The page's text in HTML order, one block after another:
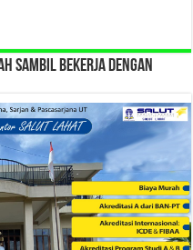
SAMBIL BEKERJA DENGAN